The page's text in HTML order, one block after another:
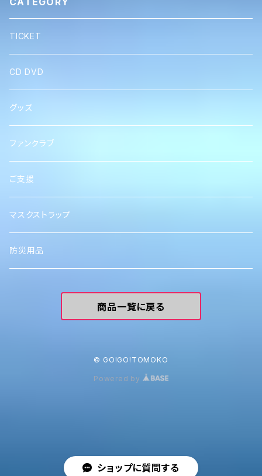
ショップに質問する
TICKET
CD DVD
グッズ
ファンクラブ
ご支援
マスクストラップ
防災用品
商品一覧に戻る
© GO!GO!TOMOKO
Powered by